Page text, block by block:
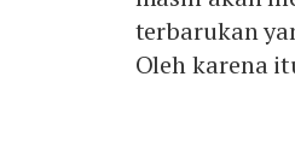
terbarukan
Oleh karena